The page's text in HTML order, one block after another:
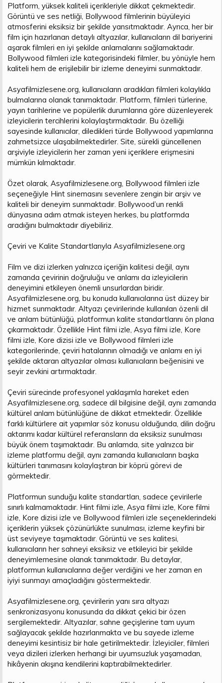
Platform, yüksek kaliteli içerikleriyle dikkat çekmektedir.
Görüntü ve ses netliği, Bollywood filmlerinin büyüleyici
atmosferini eksiksiz bir şekilde yansıtmaktadır. Ayrıca, her bir
film için hazırlanan detaylı altyazılar, kullanıcıların dil bariyerini
aşarak filmleri en iyi şekilde anlamalarını sağlamaktadır.
Bollywood filmleri izle kategorisindeki filmler, bu yönüyle hem
kaliteli hem de erişilebilir bir izleme deneyimi sunmaktadır.
Asyafilmizlesene.org, kullanıcıların aradıkları filmleri kolaylıkla
bulmalarına olanak tanımaktadır. Platform, filmleri türlerine,
yayın tarihlerine ve popülerlik durumlarına göre düzenleyerek
izleyicilerin tercihlerini kolaylaştırmaktadır. Bu özelliği
sayesinde kullanıcılar, diledikleri türde Bollywood yapımlarına
zahmetsizce ulaşabilmektedirler. Site, sürekli güncellenen
arşiviyle izleyicilerin her zaman yeni içeriklere erişmesini
mümkün kılmaktadır.
Özet olarak, Asyafilmizlesene.org, Bollywood filmleri izle
seçeneğiyle Hint sinemasını sevenlere zengin bir arşiv ve
kaliteli bir deneyim sunmaktadır. Bollywood’un renkli
dünyasına adım atmak isteyen herkes, bu platformda
aradığını bulmaktadır diyebiliriz.
Çeviri ve Kalite Standartlarıyla Asyafilmizlesene.org
Film ve dizi izlerken yalnızca içeriğin kalitesi değil, aynı
zamanda çevirinin doğruluğu ve anlamı da izleyicilerin
deneyimini etkileyen önemli unsurlardan biridir.
Asyafilmizlesene.org, bu konuda kullanıcılarına üst düzey bir
hizmet sunmaktadır. Altyazı çevirilerinde kullanılan özenli dil
ve anlam bütünlüğü, platformun kalite standartlarını ön plana
çıkarmaktadır. Özellikle Hint filmi izle, Asya filmi izle, Kore
filmi izle, Kore dizisi izle ve Bollywood filmleri izle
kategorilerinde, çeviri hatalarının olmadığı ve anlamı en iyi
şekilde aktaran altyazılar olması kullanıcıların beğenisini ve
seyir zevkini artırmaktadır.
Çeviri sürecinde profesyonel yaklaşımla hareket eden
Asyafilmizlesene.org, sadece dil bilgisine değil, aynı zamanda
kültürel anlam bütünlüğüne de dikkat etmektedir. Özellikle
farklı kültürlere ait yapımlar söz konusu olduğunda, dilin doğru
aktarımı kadar kültürel referansların da eksiksiz sunulması
büyük önem taşımaktadır. Bu anlamda, site yalnızca bir
izleme platformu değil, aynı zamanda kullanıcıların başka
kültürleri tanımasını kolaylaştıran bir köprü görevi de
görmektedir.
Platformun sunduğu kalite standartları, sadece çevirilerle
sınırlı kalmamaktadır. Hint filmi izle, Asya filmi izle, Kore filmi
izle, Kore dizisi izle ve Bollywood filmleri izle seçeneklerindeki
içeriklerin yüksek çözünürlükte sunulması, izleme keyfini bir
üst seviyeye taşımaktadır. Görüntü ve ses kalitesi,
kullanıcıların her sahneyi eksiksiz ve etkileyici bir şekilde
deneyimlemesine olanak tanımaktadır. Bu detaylar,
platformun kullanıcılarına değer verdiğini ve her zaman en
iyiyi sunmayı amaçladığını göstermektedir.
Asyafilmizlesene.org, çevirilerin yanı sıra altyazı
senkronizasyonu konusunda da dikkat çekici bir özen
sergilemektedir. Altyazılar, sahne geçişlerine tam uyum
sağlayacak şekilde hazırlanmakta ve bu sayede izleme
deneyimi kesintisiz bir hale getirilmektedir. İzleyiciler, filmleri
veya dizileri izlerken herhangi bir uyumsuzluk yaşamadan,
hikâyenin akışına kendilerini kaptırabilmektedirler.